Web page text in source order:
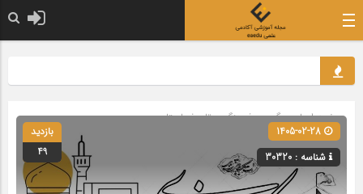
صفحه اصلی» گروه »فرهنگ و تاریخ باستان
شناسه : 30320
بازدید
49